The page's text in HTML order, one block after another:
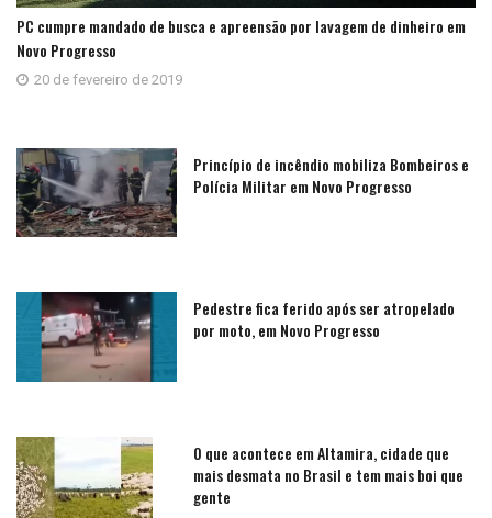
PC cumpre mandado de busca e apreensão por lavagem de dinheiro em
Novo Progresso
20 de fevereiro de 2019
Princípio de incêndio mobiliza Bombeiros e
Polícia Militar em Novo Progresso
Pedestre fica ferido após ser atropelado
por moto, em Novo Progresso
O que acontece em Altamira, cidade que
mais desmata no Brasil e tem mais boi que
gente